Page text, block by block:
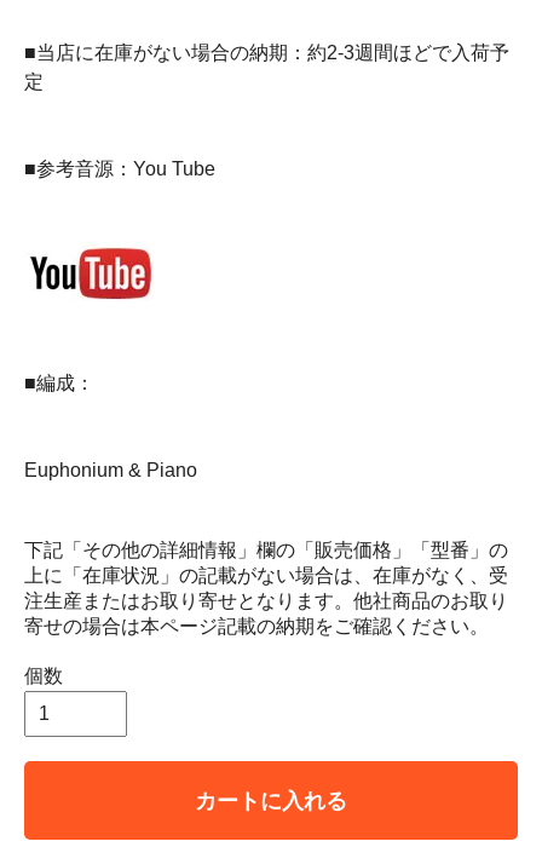
■当店に在庫がない場合の納期：約2-3週間ほどで入荷予
定
■参考音源：You Tube
■編成：
Euphonium & Piano
下記「その他の詳細情報」欄の「販売価格」「型番」の
上に「在庫状況」の記載がない場合は、在庫がなく、受
注生産またはお取り寄せとなります。他社商品のお取り
寄せの場合は本ページ記載の納期をご確認ください。
個数
カートに入れる